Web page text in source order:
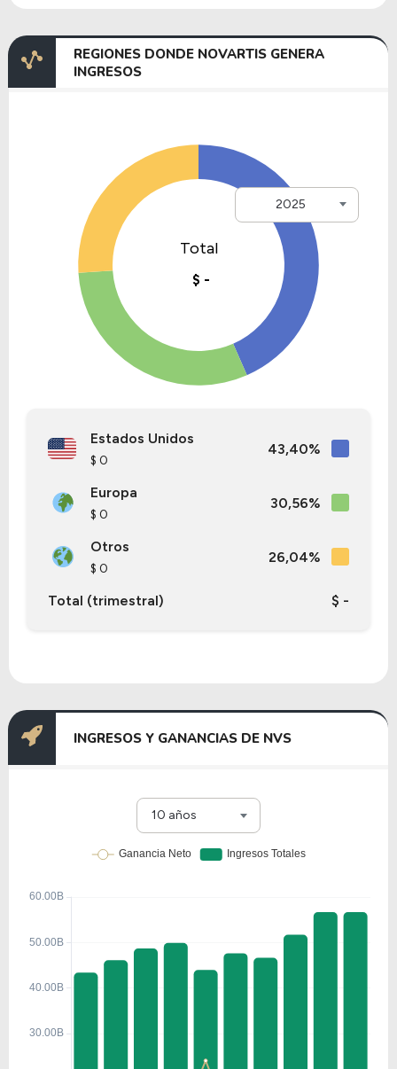
REGIONES DONDE NOVARTIS GENERA
INGRESOS
2025
Estados Unidos
$ 0
43,40%
Europa
$ 0
30,56%
Otros
$ 0
26,04%
Total (trimestral) $ -
INGRESOS Y GANANCIAS DE NVS
10 años